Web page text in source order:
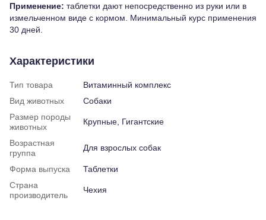
Применение: таблетки дают непосредственно из руки или в
измельченном виде с кормом. Минимальный курс применения
30 дней.
Характеристики
Тип товара
Витаминный комплекс
Вид животных
Собаки
Размер породы
животных
Крупные, Гигантские
Возрастная
группа
Для взрослых собак
Форма выпуска
Таблетки
Страна
производитель
Чехия